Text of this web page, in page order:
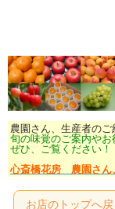
農園さん、生産者のご
旬の味覚のご案内やお
ぜひ、ご覧ください！
心斎橋花房 農園さん
お店のトップへ戻